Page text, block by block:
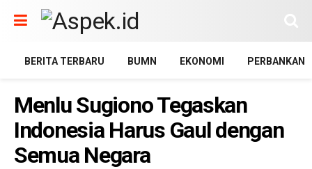
BERITA TERBARU BUMN EKONOMI PERBANKAN
Menlu Sugiono Tegaskan
Indonesia Harus Gaul dengan
Semua Negara